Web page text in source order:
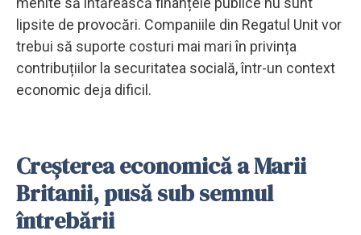
lipsite de provocări. Companiile din Regatul Unit vor
trebui să suporte costuri mai mari în privința
contribuțiilor la securitatea socială, într-un context
economic deja dificil.
Creșterea economică a Marii
Britanii, pusă sub semnul
întrebării